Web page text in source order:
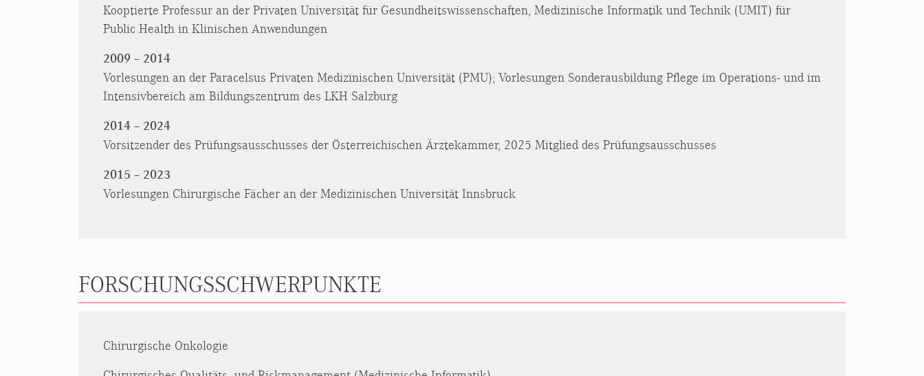
Kooptierte Professur an der Privaten Universität für Gesundheitswissenschaften, Medizinische Informatik und Technik (UMIT) für
Public Health in Klinischen Anwendungen
2009 – 2014
Vorlesungen an der Paracelsus Privaten Medizinischen Universität (PMU); Vorlesungen Sonderausbildung Pflege im Operations- und im
Intensivbereich am Bildungszentrum des LKH Salzburg
2014 – 2024
Vorsitzender des Prüfungsausschusses der Österreichischen Ärztekammer, 2025 Mitglied des Prüfungsausschusses
2015 – 2023
Vorlesungen Chirurgische Fächer an der Medizinischen Universität Innsbruck
FORSCHUNGSSCHWERPUNKTE
Chirurgische Onkologie